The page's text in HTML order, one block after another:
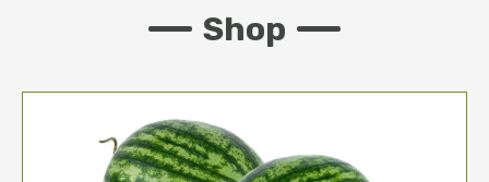
Shop